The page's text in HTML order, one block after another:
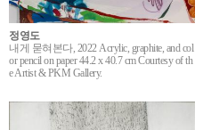
정영도
내게 묻혀본다, 2022 Acrylic, graphite, and col
or pencil on paper 44.2 x 40.7 cm Courtesy of th
e Artist & PKM Gallery.